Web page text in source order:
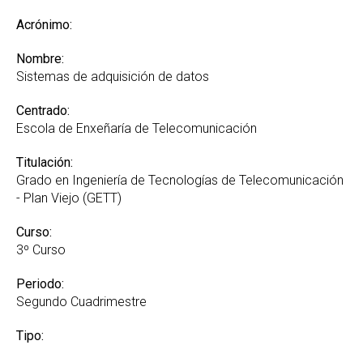
Acrónimo:
Nombre:
Sistemas de adquisición de datos
Centrado:
Escola de Enxeñaría de Telecomunicación
Titulación:
Grado en Ingeniería de Tecnologías de Telecomunicación
- Plan Viejo (GETT)
Curso:
3º Curso
Periodo:
Segundo Cuadrimestre
Tipo: